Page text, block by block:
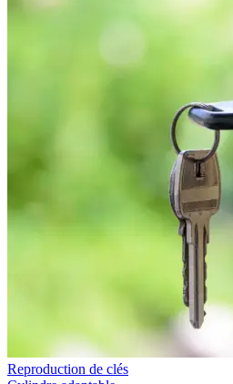
Reproduction de clés